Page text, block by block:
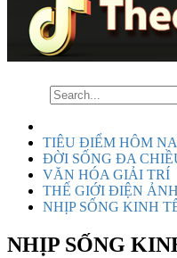
TIÊU ĐIỂM HÔM
ĐỜI SỐNG ĐA
VĂN HÓA GIẢI TRÍ
THẾ GIỚI ĐIỆN ẢNH
NHỊP SỐNG KINH
NHỊP SỐNG